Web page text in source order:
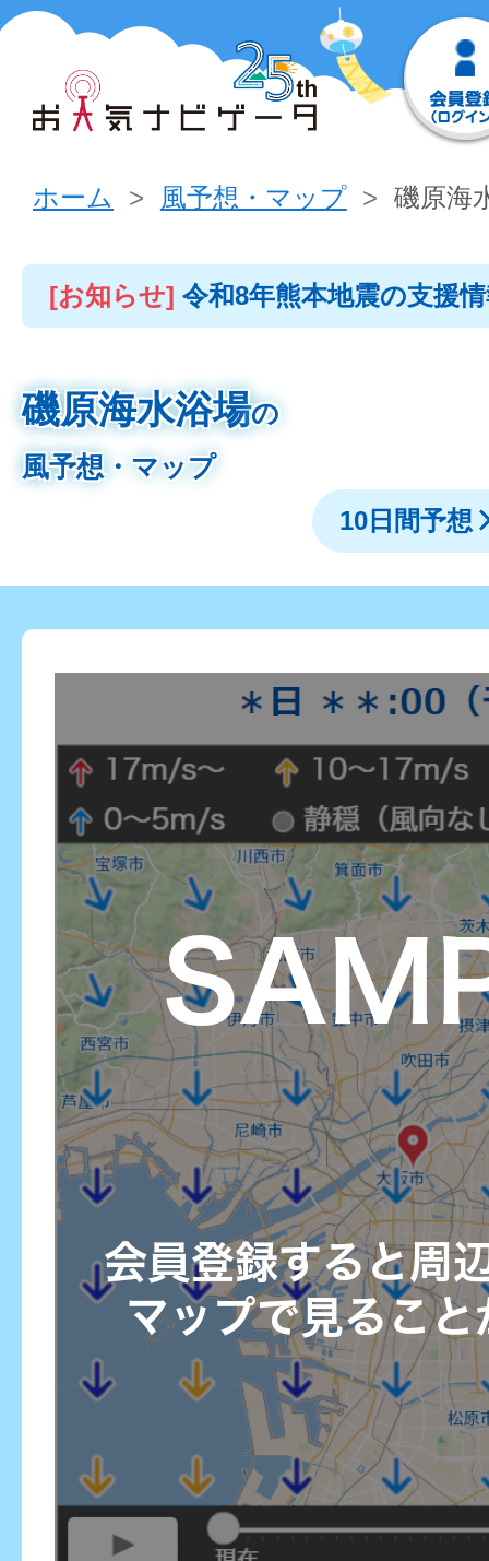
ホーム 風予想・マップ 磯原海
[お知らせ] 令和8年熊本地震の支援
磯原海水浴場の
風予想・マップ
10日間予想